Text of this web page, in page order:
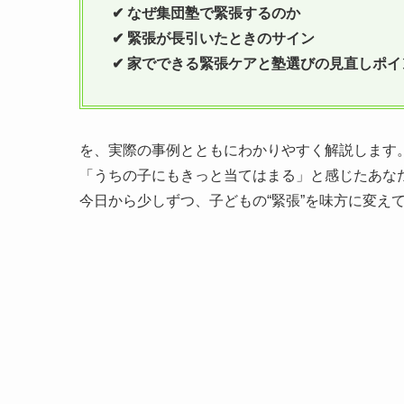
✔ なぜ集団塾で緊張するのか
✔ 緊張が長引いたときのサイン
✔ 家でできる緊張ケアと塾選びの見直しポイ
を、実際の事例とともにわかりやすく解説します。
「うちの子にもきっと当てはまる」と感じたあな
今日から少しずつ、子どもの“緊張”を味方に変え